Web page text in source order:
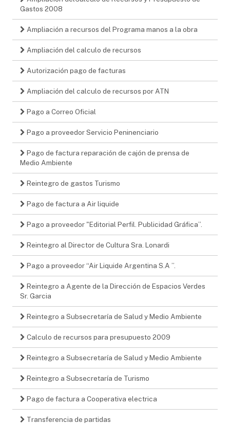
Gastos 2008
Ampliación a recursos del Programa manos a la obra
Ampliación del calculo de recursos
Autorización pago de facturas
Ampliación del calculo de recursos por ATN
Pago a Correo Oficial
Pago a proveedor Servicio Peninenciario
Pago de factura reparación de cajón de prensa de
Medio Ambiente
Reintegro de gastos Turismo
Pago de factura a Air liquide
Pago a proveedor "Editorial Perfil. Publicidad Gráfica”.
Reintegro al Director de Cultura Sra. Lonardi
Pago a proveedor “Air Liquide Argentina S.A ”.
Reintegro a Agente de la Dirección de Espacios Verdes
Sr. Garcia
Reintegro a Subsecretaría de Salud y Medio Ambiente
Calculo de recursos para presupuesto 2009
Reintegro a Subsecretaría de Salud y Medio Ambiente
Reintegro a Subsecretaría de Turismo
Pago de factura a Cooperativa electrica
Transferencia de partidas